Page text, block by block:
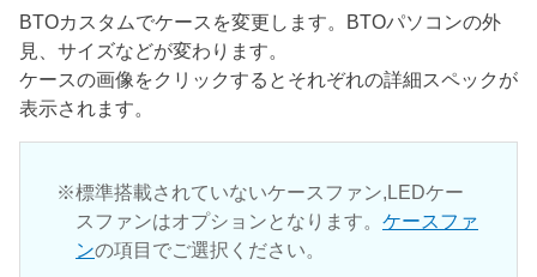
BTOカスタムでケースを変更します。BTOパソコンの外
見、サイズなどが変わります。
ケースの画像をクリックするとそれぞれの詳細スペックが
表示されます。
標準搭載されていないケースファン,LEDケー
スファンはオプションとなります。 ケースファ
ンの項目でご選択ください。